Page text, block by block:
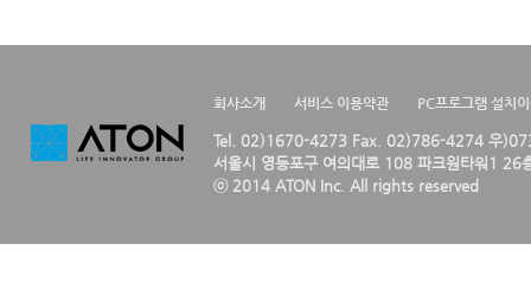
회사소개 서비스 이용약관 PC프로그램 설치
Tel. 02)1670-4273 Fax. 02)786-4274 우
서울시 영등포구 여의대로 108 파크원타워1 26
ⓒ 2014 ATON Inc. All rights reserved